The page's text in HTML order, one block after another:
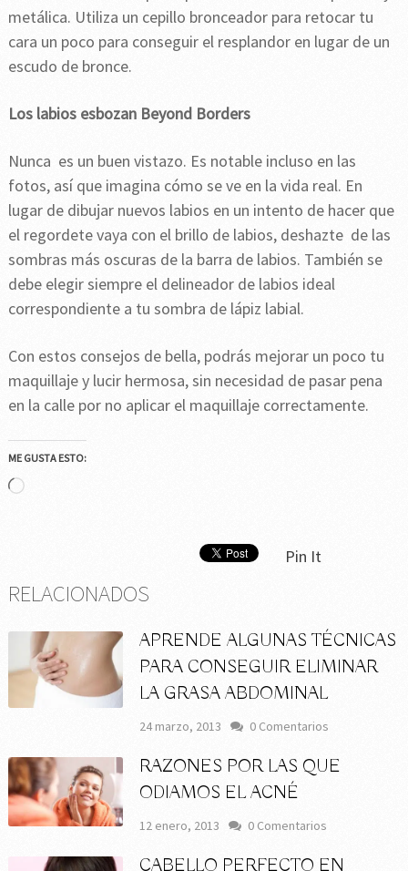
metálica. Utiliza un cepillo bronceador para retocar tu
cara un poco para conseguir el resplandor en lugar de un
escudo de bronce.
Los labios esbozan Beyond Borders
Nunca es un buen vistazo. Es notable incluso en las
fotos, así que imagina cómo se ve en la vida real. En
lugar de dibujar nuevos labios en un intento de hacer que
el regordete vaya con el brillo de labios, deshazte de las
sombras más oscuras de la barra de labios. También se
debe elegir siempre el delineador de labios ideal
correspondiente a tu sombra de lápiz labial.
Con estos consejos de bella, podrás mejorar un poco tu
maquillaje y lucir hermosa, sin necesidad de pasar pena
en la calle por no aplicar el maquillaje correctamente.
ME GUSTA ESTO:
Cargando...
Pin It
RELACIONADOS
APRENDE ALGUNAS TÉCNICAS
PARA CONSEGUIR ELIMINAR
LA GRASA ABDOMINAL
24 marzo, 2013 0 Comentarios
RAZONES POR LAS QUE
ODIAMOS EL ACNÉ
12 enero, 2013 0 Comentarios
CABELLO PERFECTO EN